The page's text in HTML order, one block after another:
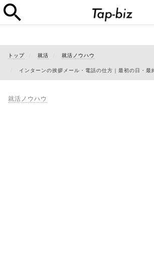
トップ 就活 就活ノウハウ
インターンの挨拶メール・電話の仕方｜最初の日・最
就活ノウハウ